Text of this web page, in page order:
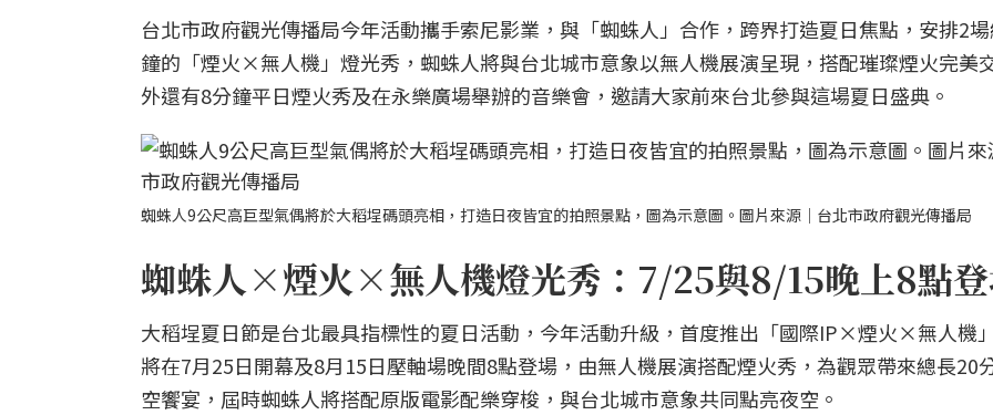
台北市政府觀光傳播局今年活動攜手索尼影業，與「蜘蛛人」合作，跨界打造夏日焦點，安排2
鐘的「煙火×無人機」燈光秀，蜘蛛人將與台北城市意象以無人機展演呈現，搭配璀璨煙火完美
外還有8分鐘平日煙火秀及在永樂廣場舉辦的音樂會，邀請大家前來台北參與這場夏日盛典。
蜘蛛人9公尺高巨型氣偶將於大稻埕碼頭亮相，打造日夜皆宜的拍照景點，圖為示意圖。圖片來源｜台北市政府觀光傳播局
蜘蛛人×煙火×無人機燈光秀：7/25與8/15晚上8點
大稻埕夏日節是台北最具指標性的夏日活動，今年活動升級，首度推出「國際IP×煙火×無人機
將在7月25日開幕及8月15日壓軸場晚間8點登場，由無人機展演搭配煙火秀，為觀眾帶來總長20
空饗宴，屆時蜘蛛人將搭配原版電影配樂穿梭，與台北城市意象共同點亮夜空。